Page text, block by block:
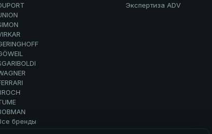
бренды
Экспертиза ADV